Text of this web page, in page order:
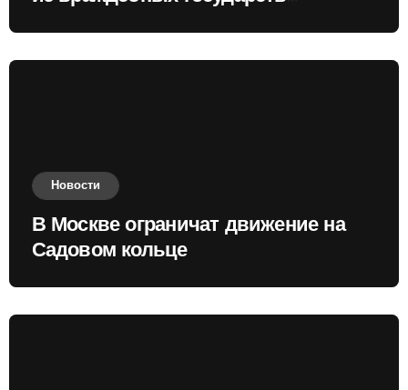
Новости
В Москве ограничат движение на
Садовом кольце